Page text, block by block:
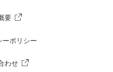
要
ーポリシー
わせ